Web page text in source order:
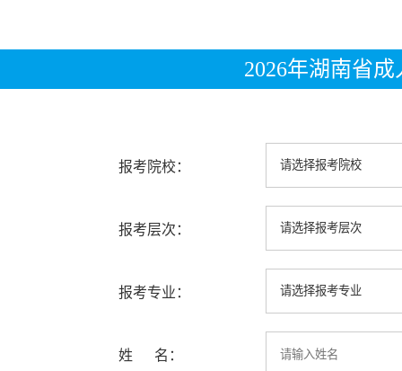
2026年湖南省
报考院校：
报考层次：
报考专业：
姓 名：